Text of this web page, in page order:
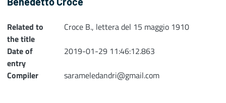
Related to
the title
Croce B., lettera del 15 maggio 1910
Date of
entry
2019-01-29 11:46:12.863
Compiler
sarameledandri@gmail.com